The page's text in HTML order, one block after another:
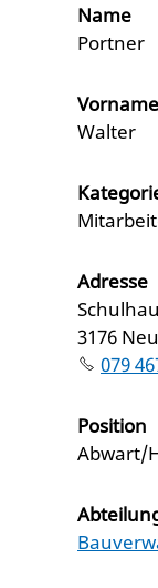
Name
Portner
Vorname
Walter
Adresse
3176
079
Position
Abwart/